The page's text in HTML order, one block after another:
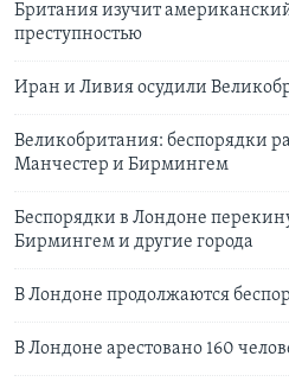
Британия изучит
преступностью
Иран и Ливия осудили
Великобритания: беспорядки
Манчестер и Бирмингем
Беспорядки в Лондоне
Бирмингем и другие города
В Лондоне продолжаются
В Лондоне арестовано 160